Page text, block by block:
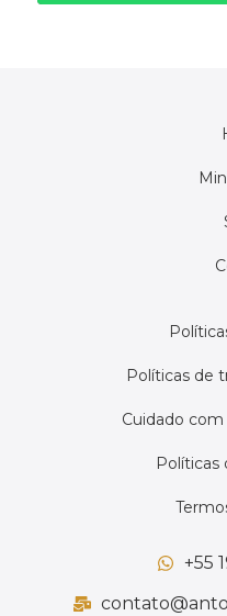
Políticas de
Cuidado com
Políticas
+55